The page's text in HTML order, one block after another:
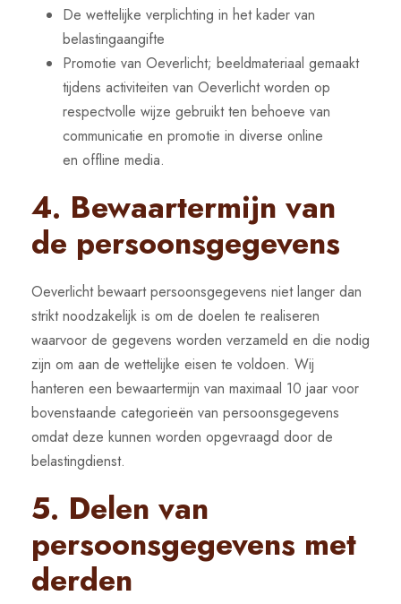
De wettelijke verplichting in het kader van
belastingaangifte
Promotie van Oeverlicht; beeldmateriaal gemaakt
tijdens activiteiten van Oeverlicht worden op
respectvolle wijze gebruikt ten behoeve van
communicatie en promotie in diverse online
en offline media.
4. Bewaartermijn van
de persoonsgegevens
Oeverlicht bewaart persoonsgegevens niet langer dan
strikt noodzakelijk is om de doelen te realiseren
waarvoor de gegevens worden verzameld en die nodig
zijn om aan de wettelijke eisen te voldoen. Wij
hanteren een bewaartermijn van maximaal 10 jaar voor
bovenstaande categorieën van persoonsgegevens
omdat deze kunnen worden opgevraagd door de
belastingdienst.
5. Delen van
persoonsgegevens met
derden